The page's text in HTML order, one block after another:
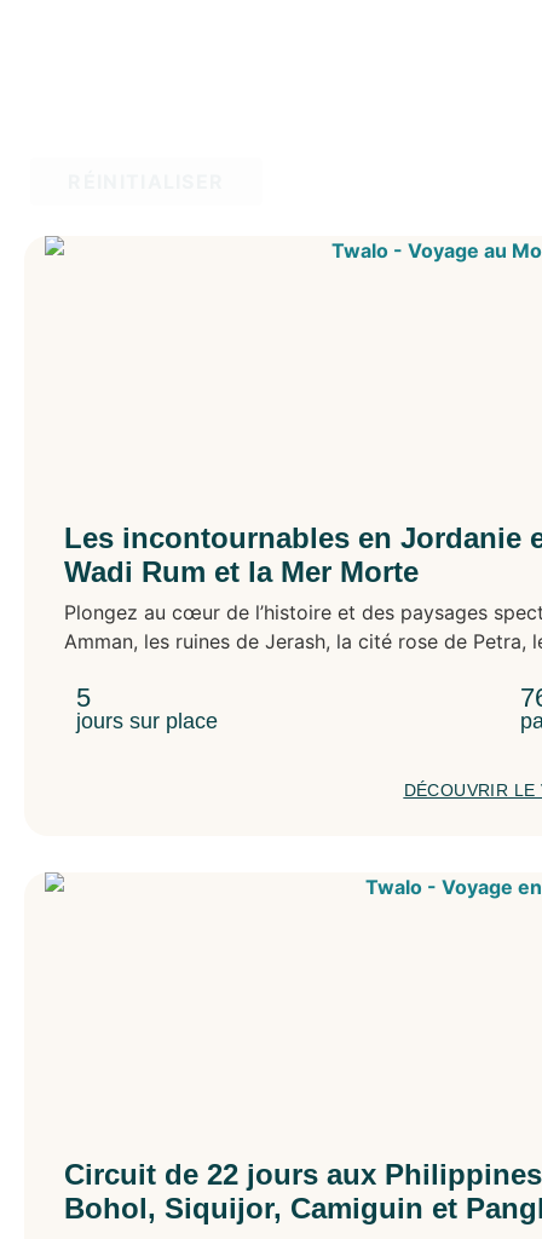
Les incontournables en Jordanie
Wadi Rum et la Mer Morte
Plongez au cœur de l’histoire et des paysages
Amman, les ruines de Jerash, la cité rose de
5
jours sur place
DÉCOUVRIR LE
Circuit de 22 jours aux
Bohol, Siquijor, Camiguin et